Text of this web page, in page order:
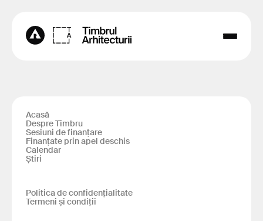
Acasă
Despre Timbru
Sesiuni de finanțare
Finanțate prin apel deschis
Calendar
Știri
Politica de confidențialitate
Termeni și condiții